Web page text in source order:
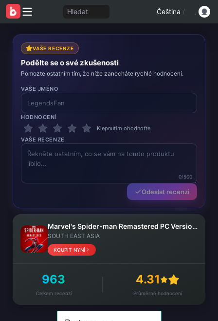
Hledat Čeština /
VAŠE RECENZE
Podělte se o své zkušenosti
Pomozte ostatním tím, že níže zanecháte rychlé hodnocení.
VAŠE JMÉNO
HODNOCENÍ
Klepnutím ohodnoťte
VAŠE RECENZE
0/500
Odeslat recenzi
Marvel's Spider-man Remastered PC Version (Steam)
SOUTH EAST ASIA
KOUPIT NYNÍ
963
Celkem recenzí
4.31
Průměrné hodnocení